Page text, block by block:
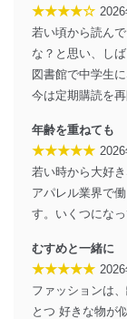
アクセス
機器に
ーザー
ベース
者を識
外部から
個人デ
システ
個人デ
ソフト
により
情報シス
メール
送信す
設定し
★★★★☆
若い頃から読ん
な？と思い、し
図書館で中学生
今は定期購読を
年齢を重ねても
★★★★★
若い時から大好
アパレル業界で
す。いくつにな
むすめと一緒に
★★★★★
ファッションは
とつ 好きな物が